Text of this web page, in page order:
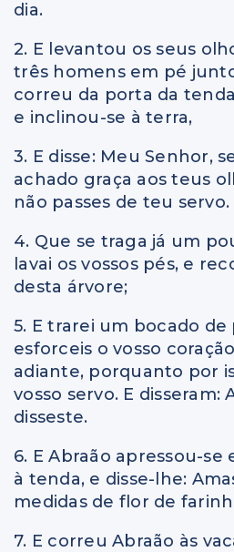
dia.
2. E levantou os seus
três homens em pé
correu da porta da
e inclinou-se à terra,
3. E disse: Meu Senhor,
achado graça aos teus
não passes de teu servo.
4. Que se traga já um
lavai os vossos pés, e
desta árvore;
5. E trarei um bocado de
esforceis o vosso
adiante, porquanto por
vosso servo. E disseram:
disseste.
6. E Abraão apressou-se
à tenda, e disse-lhe:
medidas de flor de
7. E correu Abraão às